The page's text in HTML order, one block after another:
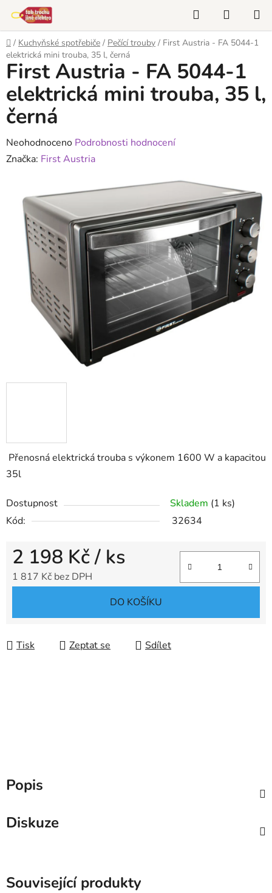
obsah
Hledat
KOŠÍK
Domů
/ Kuchyňské spotřebiče / Pečící trouby / First Austria - FA 5044-1
elektrická mini trouba, 35 l, černá
Přenosná elektrická trouba s výkonem 1600 W a kapacitou
35l
Dostupnost Skladem (1 ks)
Kód:
32634
2 198 Kč/ ks
1 817 Kč bez DPH
DO KOŠÍKU
Tisk Zeptat se Sdílet
First Austria - FA 5044-1
elektrická mini trouba, 35 l,
černá
Průměrné
hodnocení
hvězdiček.
Neohodnoceno Podrobnosti hodnocení
Značka: First Austria
Popis
Diskuze
Související produkty